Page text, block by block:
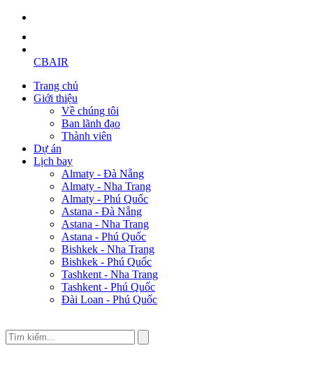
CBAIR
Trang chủ
Giới thiệu
Về chúng tôi
Ban lãnh đạo
Thành viên
Dự án
Lịch bay
Almaty - Đà Nẵng
Almaty - Nha Trang
Almaty - Phú Quốc
Astana - Đà Nẵng
Astana - Nha Trang
Astana - Phú Quốc
Bishkek - Nha Trang
Bishkek - Phú Quốc
Tashkent - Nha Trang
Tashkent - Phú Quốc
Đài Loan - Phú Quốc